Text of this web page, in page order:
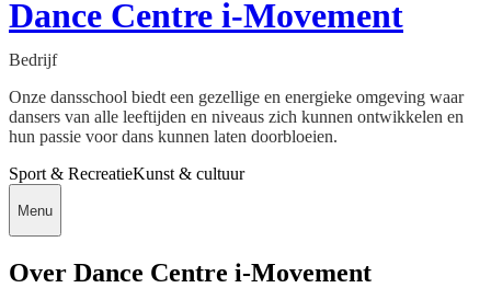
Dance Centre i-Movement
Bedrijf
Onze dansschool biedt een gezellige en energieke omgeving waar
dansers van alle leeftijden en niveaus zich kunnen ontwikkelen en
hun passie voor dans kunnen laten doorbloeien.
Sport & RecreatieKunst & cultuur
Menu
Over Dance Centre i-Movement